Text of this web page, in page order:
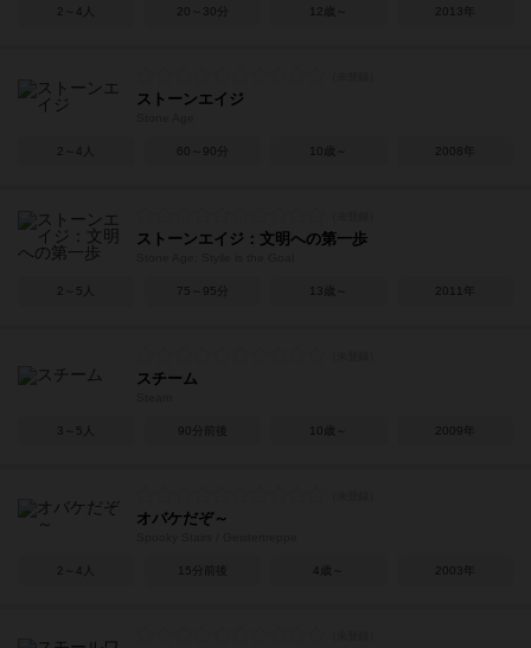
2～4人 20～30分 12歳～ 2013年
ストーンエイジ
2～4人 60～90分 10歳～ 2008年
ストーンエイジ：文明への第一歩
2～5人 75～95分 13歳～ 2011年
スチーム
3～5人 90分前後 10歳～ 2009年
オバケだぞ～
2～4人 15分前後 4歳～ 2003年